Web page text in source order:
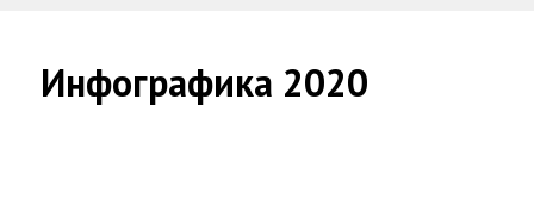
Инфографика 2020